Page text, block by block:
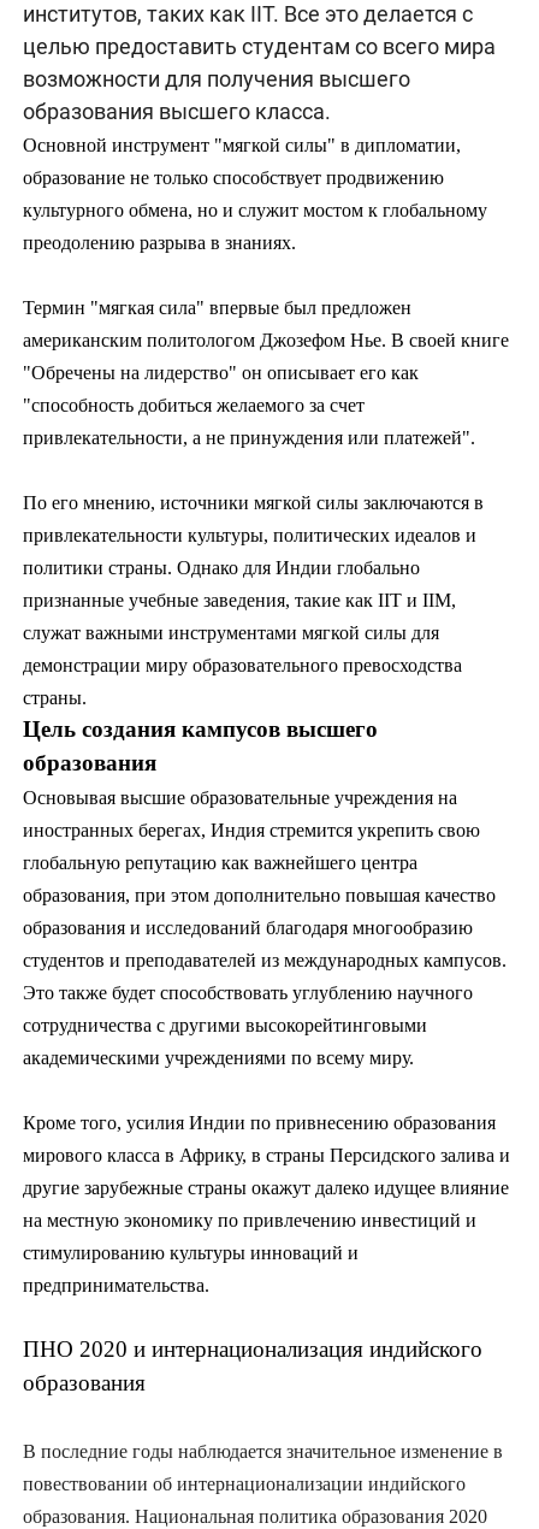
институтов, таких как IIT. Все это делается с
целью предоставить студентам со всего мира
возможности для получения высшего
образования высшего класса.
Основной инструмент "мягкой силы" в дипломатии,
образование не только способствует продвижению
культурного обмена, но и служит мостом к глобальному
преодолению разрыва в знаниях.
Термин "мягкая сила" впервые был предложен
американским политологом Джозефом Нье. В своей книге
"Обречены на лидерство" он описывает его как
"способность добиться желаемого за счет
привлекательности, а не принуждения или платежей".
По его мнению, источники мягкой силы заключаются в
привлекательности культуры, политических идеалов и
политики страны. Однако для Индии глобально
признанные учебные заведения, такие как IIT и IIM,
служат важными инструментами мягкой силы для
демонстрации миру образовательного превосходства
страны.
Цель создания кампусов высшего
образования
Основывая высшие образовательные учреждения на
иностранных берегах, Индия стремится укрепить свою
глобальную репутацию как важнейшего центра
образования, при этом дополнительно повышая качество
образования и исследований благодаря многообразию
студентов и преподавателей из международных кампусов.
Это также будет способствовать углублению научного
сотрудничества с другими высокорейтинговыми
академическими учреждениями по всему миру.
Кроме того, усилия Индии по привнесению образования
мирового класса в Африку, в страны Персидского залива и
другие зарубежные страны окажут далеко идущее влияние
на местную экономику по привлечению инвестиций и
стимулированию культуры инноваций и
предпринимательства.
ПНО 2020 и интернационализация индийского
образования
В последние годы наблюдается значительное изменение в
повествовании об интернационализации индийского
образования. Национальная политика образования 2020